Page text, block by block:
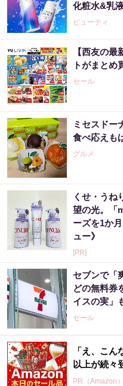
化粧水&乳
ビューティ
【西友の
トがまとめ
セール
ミセスドー
食べ応えも
グルメ
くせ・うね
望の光。「
ーズを1か
ュー》
[PR]
セブンで「
どの無料券
イスの実」
セール
「え、こ
以上が続々
PR（Amazon）